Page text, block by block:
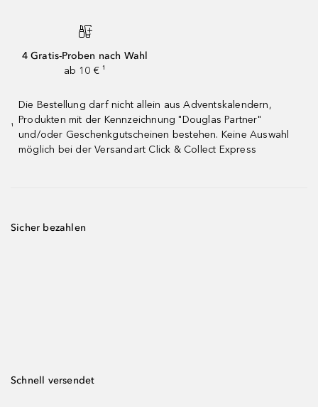
4 Gratis-Proben nach Wahl
ab 10 € ¹
¹
Die Bestellung darf nicht allein aus Adventskalendern,
Produkten mit der Kennzeichnung "Douglas Partner"
und/oder Geschenkgutscheinen bestehen. Keine Auswahl
möglich bei der Versandart Click & Collect Express
Sicher bezahlen
Schnell versendet